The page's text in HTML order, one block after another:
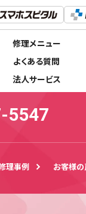
修理メニュー
よくある質問
法人サービス
03-
5547
理事例 お客様